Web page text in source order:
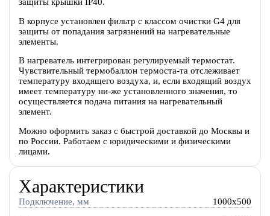
В корпусе установлен фильтр с классом очистки G4 для
защиты от попадания загрязнений на нагревательные
элементы.
В нагреватель интегрирован регулируемый термостат.
Чувствительный термобаллон термоста-та отслеживает
температуру входящего воздуха, и, если входящий воздух
имеет температуру ни-же установленного значения, то
осуществляется подача питания на нагревательный
элемент.
Можно оформить заказ с быстрой доставкой до Москвы и
по России. Работаем с юридическими и физическими
лицами.
Характеристики
Подключение, мм 1000x500